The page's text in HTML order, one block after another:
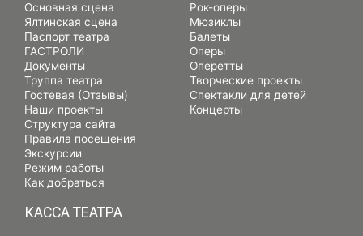
Основная сцена
Ялтинская сцена
Паспорт театра
ГАСТРОЛИ
Документы
Труппа театра
Гостевая (Отзывы)
Наши проекты
Структура сайта
Правила посещения
Экскурсии
Режим работы
Как добраться
Рок-оперы
Мюзиклы
Балеты
Оперы
Оперетты
Творческие проекты
Спектакли для детей
Концерты
КАССА ТЕАТРА